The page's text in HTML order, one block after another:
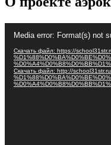
Media error: Format(s) not
Скачать файл: https://
Скачать файл: http://